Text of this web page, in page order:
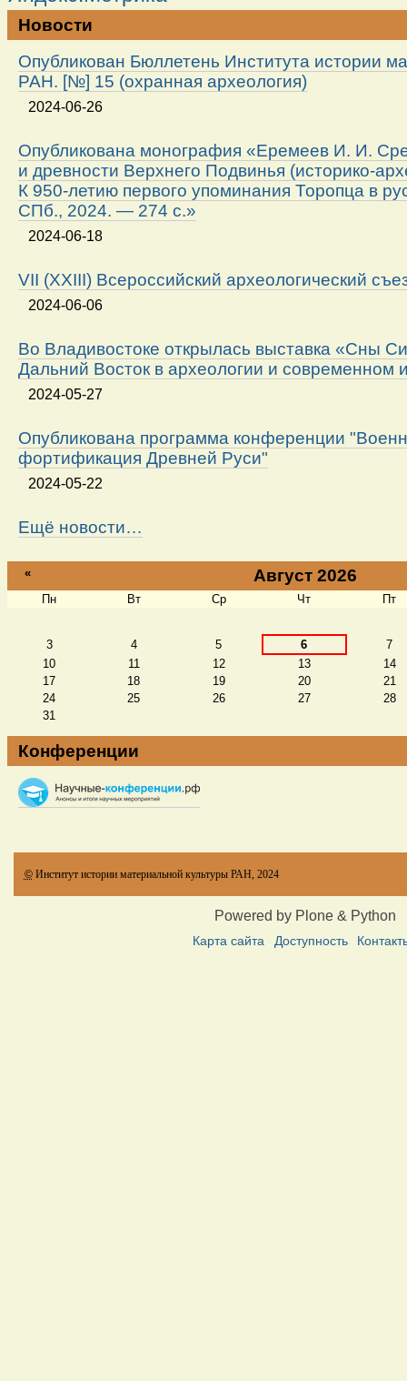
Новости
Опубликован Бюллетень Института истории
РАН. [№] 15 (охранная археология)
2024-06-26
Опубликована монография «Еремеев И. И.
и древности Верхнего Подвинья (историко-
К 950-летию первого упоминания Торопца в
СПб., 2024. — 274 с.»
2024-06-18
VII (XXIII) Всероссийский археологический
2024-06-06
Во Владивостоке открылась выставка «Сны
Дальний Восток в археологии и современном
2024-05-27
Опубликована программа конференции
фортификация Древней Руси"
2024-05-22
Ещё новости…
« Август 2026
Пн Вт Ср Чт Пт
3 4 5 6
7
10
11 12 13
14
17
18 19 20
21
24
25 26 27
28
31
Конференции
© Институт истории материальной культуры РАН, 2024
Powered by Plone & Python
Карта сайта Доступность